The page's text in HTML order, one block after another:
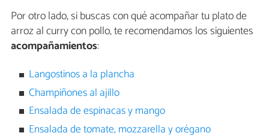
Por otro lado, si buscas con qué acompañar tu plato de
arroz al curry con pollo, te recomendamos los siguientes
acompañamientos:
Langostinos a la plancha
Champiñones al ajillo
Ensalada de espinacas y mango
Ensalada de tomate, mozzarella y orégano